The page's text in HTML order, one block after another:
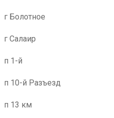
г Болотное
г Салаир
п 1-й
п 10-й Разъезд
п 13 км